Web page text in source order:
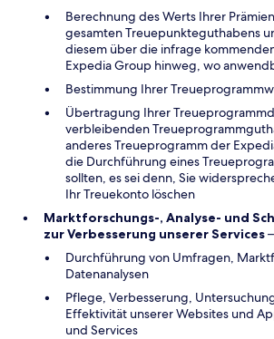
Berechnung des Werts Ihrer
gesamten Treuepunkteguthabens
diesem über die infrage
Expedia Group hinweg, wo
Bestimmung Ihrer
Übertragung Ihrer
verbleibenden
anderes Treueprogramm der
die Durchführung eines
sollten, es sei denn, Sie
Ihr Treuekonto löschen
Marktforschungs-, Analyse- und
zur Verbesserung unserer Services
Durchführung von Umfragen,
Datenanalysen
Pflege, Verbesserung,
Effektivität unserer Websites und
und Services